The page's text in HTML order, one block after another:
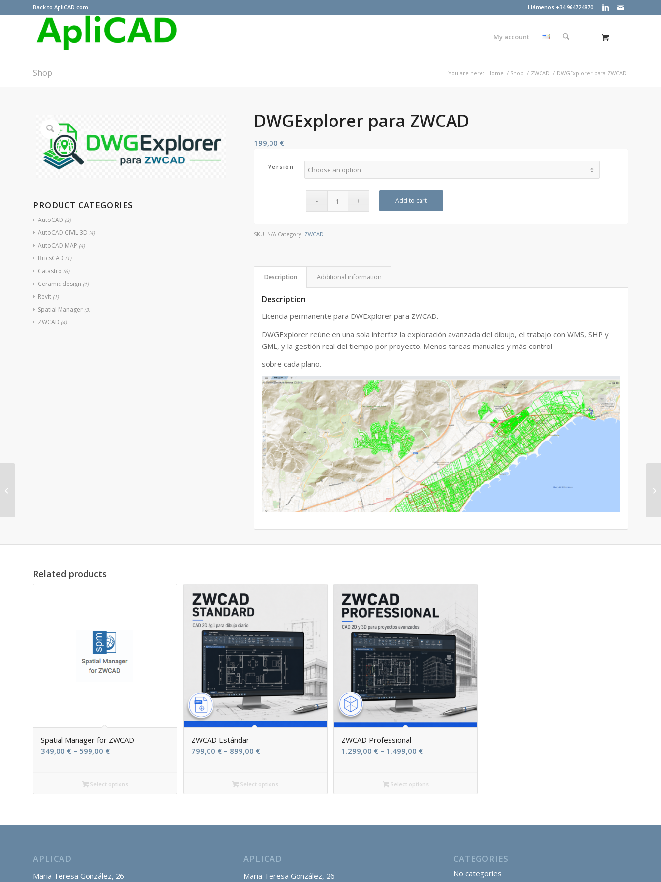
Back to ApliCAD.com Llámenos +34 964724870
My account
Shop You are here: Home / Shop / ZWCAD / DWGExplorer para ZWCAD
PRODUCT CATEGORIES
AutoCAD (2)
AutoCAD CIVIL 3D (4)
AutoCAD MAP (4)
BricsCAD (1)
Catastro (6)
Ceramic design (1)
Revit (1)
Spatial Manager (3)
ZWCAD (4)
DWGExplorer para ZWCAD
199,00 €
Versión
Add to cart
SKU: N/A Category: ZWCAD
Description Additional information
Description
Licencia permanente para DWExplorer para ZWCAD.
DWGExplorer reúne en una sola interfaz la exploración avanzada del dibujo, el trabajo con WMS, SHP y
GML, y la gestión real del tiempo por proyecto. Menos tareas manuales y más control
sobre cada plano.
Related products
Spatial Manager for ZWCAD
349,00 € – 599,00 €Price
through
599,00 €
Select options
ZWCAD Estándar
799,00 € – 899,00 €Price
through
899,00 €
Select options
ZWCAD Professional
1.299,00 € – 1.499,00 €Price
through
1.499,00 €
Select options
APLICAD
Maria Teresa González, 26
APLICAD
Maria Teresa González, 26
CATEGORIES
No categories